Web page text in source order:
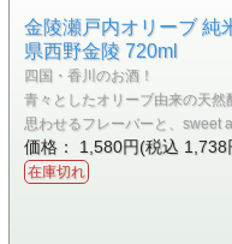
金陵瀬戸内オリーブ 純
県西野金陵 720ml
四国・香川のお酒！
青々としたオリーブ由来の天
思わせるフレーバーと、sweet
価格： 1,580円(税込 1,738
在庫切れ